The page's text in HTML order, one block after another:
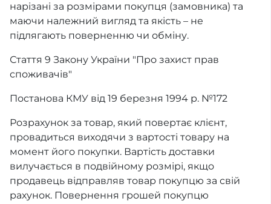
нарізані за розмірами покупця (замовника) та
маючи належний вигляд та якість – не
підлягають поверненню чи обміну.
Стаття 9 Закону України "Про захист прав
споживачів"
Постанова КМУ від 19 березня 1994 р. №172
Розрахунок за товар, який повертає клієнт,
провадиться виходячи з вартості товару на
момент його покупки. Вартість доставки
вилучається в подвійному розмірі, якщо
продавець відправляв товар покупцю за свій
рахунок. Повернення грошей покупцю